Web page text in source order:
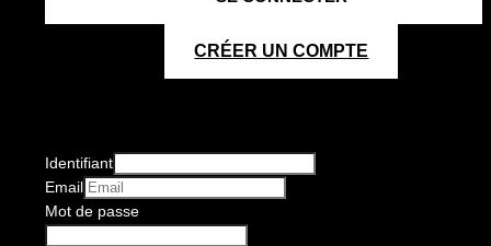
CRÉER UN COMPTE
Identifiant
Email
Mot de passe